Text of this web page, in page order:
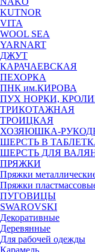
KUTNOR
VITA
WOOL SEA
YARNART
ДЖУТ
КАРАЧАЕВСКАЯ
ПЕХОРКА
ПНК им.КИРОВА
ПУХ НОРКИ,
ТРИКОТАЖНАЯ
ТРОИЦКАЯ
ХОЗЯЮШКА-
ШЕРСТЬ В
ШЕРСТЬ ДЛЯ
ПРЯЖКИ
Пряжки
Пряжки
ПУГОВИЦЫ
SWAROVSKI
Декоративные
Деревянные
Для рабочей одежды
Карамель